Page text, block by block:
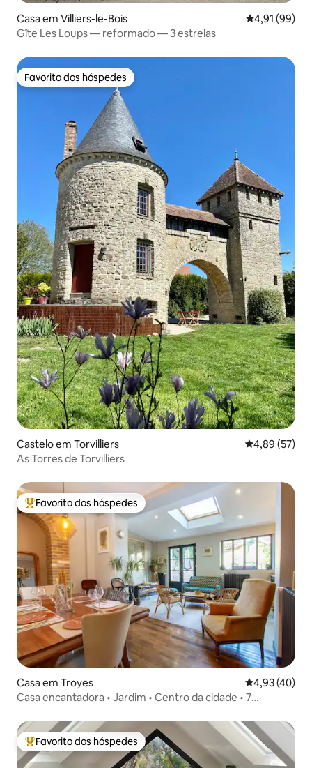
Casa em Villiers-le-Bois Classificação
4,91 (99)
Gîte Les Loups — reformado — 3 estrelas
Favorito dos hóspedes
Favorito dos hóspedes
Castelo em Torvilliers Classificação
4,89 (57)
As Torres de Torvilliers
Favoritos dos hóspedes mais apreciados
Favorito dos hóspedes
Casa em Troyes Classificação
4,93 (40)
Casa encantadora • Jardim • Centro da cidade • 7
Favoritos dos hóspedes mais apreciados
Favorito dos hóspedes